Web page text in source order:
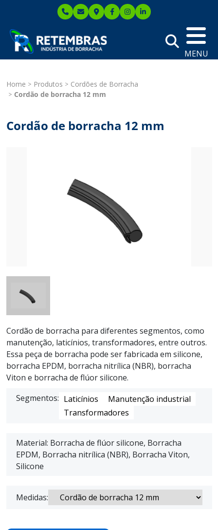
MENU
Home Produtos
Cordões de Borracha
Cordão de borracha 12 mm
Cordão de borracha 12 mm
Cordão de borracha para diferentes segmentos, como
manutenção, laticínios, transformadores, entre outros.
Essa peça de borracha pode ser fabricada em silicone,
borracha EPDM, borracha nitrílica (NBR), borracha
Viton e borracha de flúor silicone.
Segmentos: Laticínios
Manutenção industrial
Transformadores
Material: Borracha de flúor silicone, Borracha
EPDM, Borracha nitrílica (NBR), Borracha Viton,
Silicone
Medidas: